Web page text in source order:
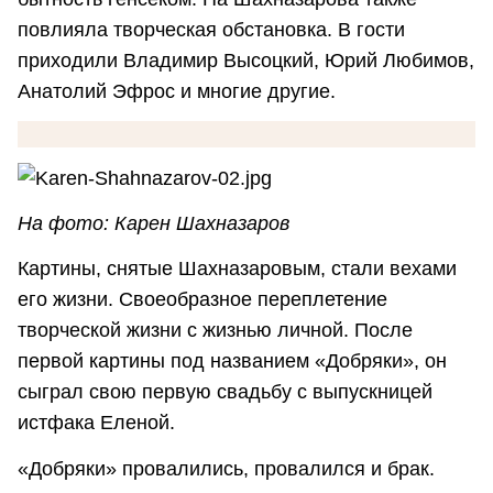
повлияла творческая обстановка. В гости
приходили Владимир Высоцкий, Юрий Любимов,
Анатолий Эфрос и многие другие.
На фото: Карен Шахназаров
Картины, снятые Шахназаровым, стали вехами
его жизни. Своеобразное переплетение
творческой жизни с жизнью личной. После
первой картины под названием «Добряки», он
сыграл свою первую свадьбу с выпускницей
истфака Еленой.
«Добряки» провалились, провалился и брак.